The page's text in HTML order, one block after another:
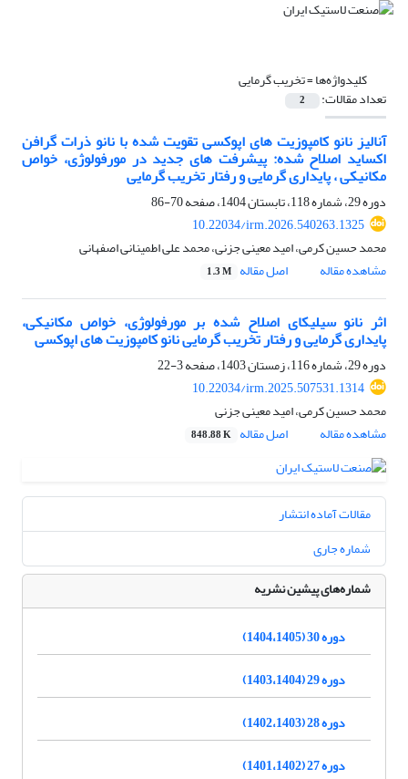
کلیدواژه‌ها =تخریب گرمایی
تعداد مقالات: 2
آنالیز نانو کامپوزیت های اپوکسی تقویت شده با نانو ذرات گرافن
اکساید اصلاح شده: پیشرفت های جدید در مورفولوژی، خواص
مکانیکی ، پایداری گرمایی و رفتار تخریب گرمایی
دوره 29، شماره 118، تابستان 1404، صفحه
70-86
10.22034/irm.2026.540263.1325
محمد حسین کرمی، امید معینی جزنی، محمد علی اطمینانی اصفهانی
مشاهده مقاله
اصل مقاله 1.3 M
اثر نانو سیلیکای اصلاح شده بر مورفولوژی، خواص مکانیکی،
پایداری گرمایی و رفتار تخریب گرمایی نانو کامپوزیت های اپوکسی
دوره 29، شماره 116، زمستان 1403، صفحه
3-22
10.22034/irm.2025.507531.1314
محمد حسین کرمی، امید معینی جزنی
مشاهده مقاله
اصل مقاله 848.88 K
مقالات آماده انتشار
شماره جاری
شماره‌های پیشین نشریه
دوره 30 (1404،1405)
دوره 29 (1403،1404)
دوره 28 (1402،1403)
دوره 27 (1401،1402)